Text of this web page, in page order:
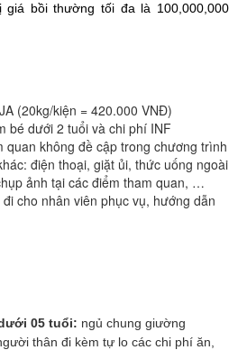
giá bồi thường tối đa là 100,000,000
(20kg/kiện = 420.000 VNĐ)
bé dưới 2 tuổi và chi phí INF
quan không đề cập trong chương trình
điện thoại, giặt ủi, thức uống ngoài
ảnh tại các điểm tham quan, …
cho nhân viên phục vụ, hướng dẫn
05 tuổi: ngủ chung giường
thân đi kèm tự lo các chi phí ăn,